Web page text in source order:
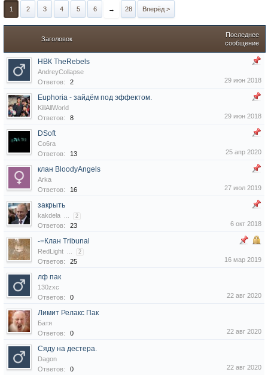
1 2 3 4 5 6 → 28 Вперёд >
Заголовок
Последнее
сообщение
НВК TheRebels
AndreyCollapse
Ответов:
2 29 июн 2018
Euphoria - зайдём под эффектом.
KillAllWorld
Ответов:
8 29 июн 2018
DSoft
Co6ra
Ответов:
13 25 апр 2020
клан BloodyAngels
Arka
Ответов:
16 27 июл 2019
закрыть
kakdela ... 2
Ответов: 23 6 окт 2018
-=Клан Tribunal
RedLight ... 2
Ответов: 25 16 мар 2019
лф пак
130zxc
Ответов:
0 22 авг 2020
Лимит Релакс Пак
Батя
Ответов:
0 22 авг 2020
Сяду на дестера.
Dagon
Ответов:
0 22 авг 2020